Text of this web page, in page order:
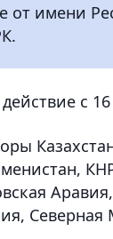
от имени
с